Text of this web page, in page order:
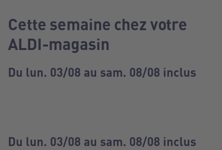
Cette semaine chez votre
ALDI-magasin
Du lun. 03/08 au sam. 08/08 inclus
Du lun. 03/08 au sam. 08/08 inclus